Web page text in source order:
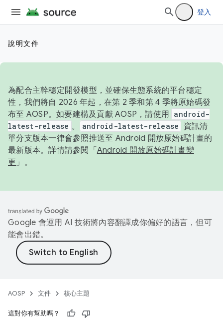
登入
說明文件
為配合主幹穩定開發模型，並確保生態系統的平台穩定
性，我們將自 2026 年起，在第 2 季和第 4 季將原始碼發
布至 AOSP。如要建構及貢獻 AOSP，請使用 android-
latest-release 。 android-latest-release
資訊清
單分支版本一律會參照推送至 Android 開放原始碼計畫的
最新版本。詳情請參閱「 Android 開放原始碼計畫變
更 」。
Google 會運用 AI 技術將內容翻譯成你偏好的語言，但可
能會出錯。
AOSP 文件 核心主題
這對你有幫助嗎？